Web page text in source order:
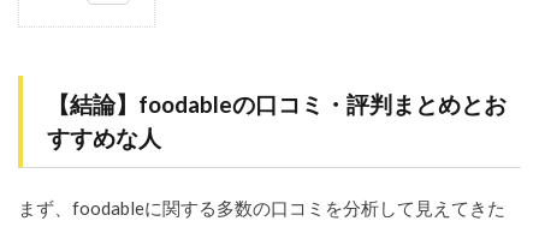
の口コ
ミ・評
判まと
めとお
な人
【結論】foodableの口コミ・評判まとめとお
すすめな人
まず、foodableに関する多数の口コミを分析して見えてきた